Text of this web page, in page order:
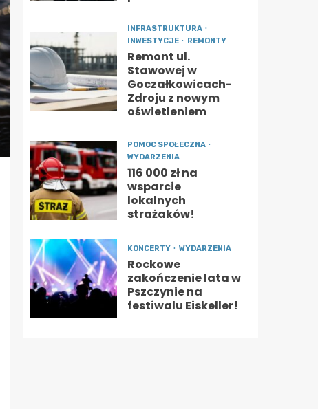
INFRASTRUKTURA
INWESTYCJE
REMONTY
Remont ul.
Stawowej w
Goczałkowicach-
Zdroju z nowym
oświetleniem
POMOC SPOŁECZNA
WYDARZENIA
116 000 zł na
wsparcie
lokalnych
strażaków!
KONCERTY WYDARZENIA
Rockowe
zakończenie lata w
Pszczynie na
festiwalu Eiskeller!